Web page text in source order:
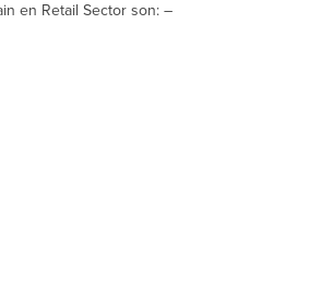
en Retail Sector son: –